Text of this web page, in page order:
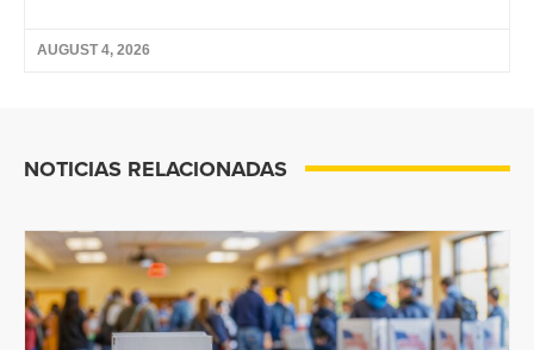
AUGUST 4, 2026
NOTICIAS RELACIONADAS